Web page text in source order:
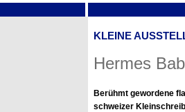
KLEINE
Hermes
Berühmt gewordene
schweizer